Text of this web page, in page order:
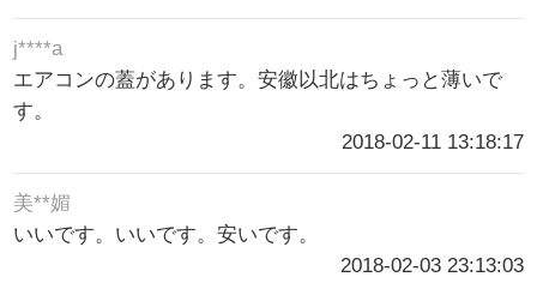
j****a
エアコンの蓋があります。安徽以北はちょっと薄いで
す。
2018-02-11 13:18:17
美**媚
いいです。いいです。安いです。
2018-02-03 23:13:03